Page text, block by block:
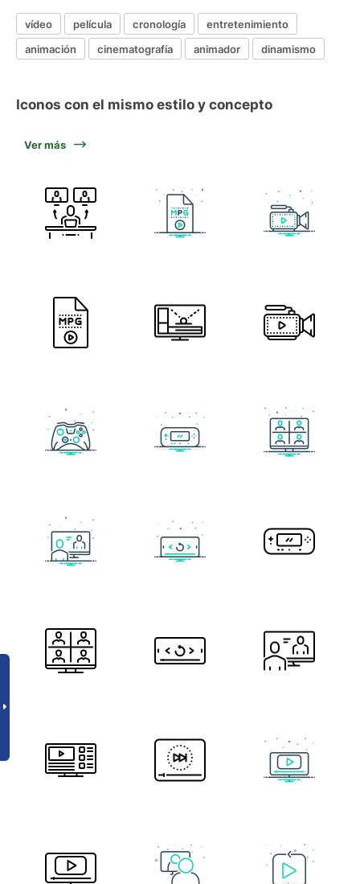
vídeo película cronología
entretenimiento
animación
cinematografía animador dinamismo
Iconos con el mismo estilo y concepto
Ver más